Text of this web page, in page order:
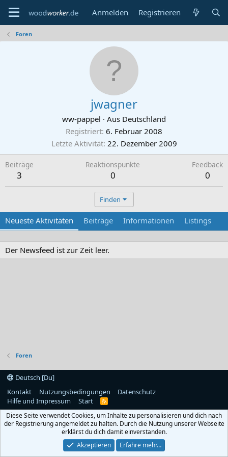
Anmelden Registrieren
Foren
jwagner
ww-pappel · Aus Deutschland
Registriert 6. Februar 2008
Letzte Aktivität 22. Dezember 2009
Beiträge
3
Reaktionspunkte
0
Feedback
0
Finden
Neueste Aktivitäten Beiträge Informationen Listings
Der Newsfeed ist zur Zeit leer.
Foren
Deutsch [Du]
Kontakt
Nutzungsbedingungen
Datenschutz
Hilfe und Impressum
Start
R
S
Diese Seite verwendet Cookies, um Inhalte zu personalisieren und dich nach
der Registrierung angemeldet zu halten. Durch die Nutzung unserer Webseite
erklärst du dich damit einverstanden.
Akzeptieren
Erfahre mehr…